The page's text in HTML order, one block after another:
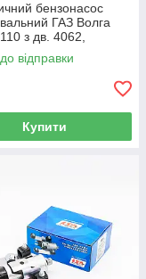
бензонасос
ГАЗ Волга
з дв. 4062,
гайка LSA LA 31029-
відправки
Купити